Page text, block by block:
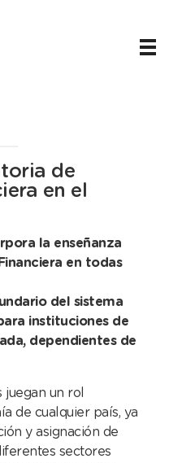
de
en el
la enseñanza
en todas
del sistema
instituciones de
dependientes de
juegan un rol
de cualquier país, ya
y asignación de
sectores